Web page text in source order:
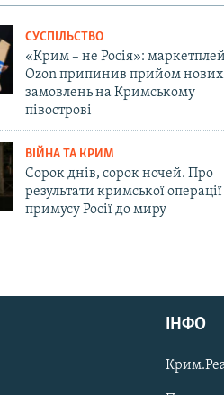
СУСПІЛЬСТВО
«Крим – не Росія»:
Ozon припинив прийом нових
замовлень на Кримському
півострові
ВІЙНА ТА КРИМ
Сорок днів, сорок ночей. Про
результати кримської операції
примусу Росії до миру
ІНФО